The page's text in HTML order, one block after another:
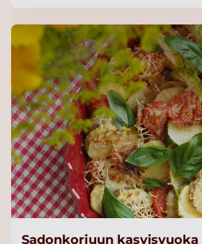
Sadonkorjuun kasvisvuoka